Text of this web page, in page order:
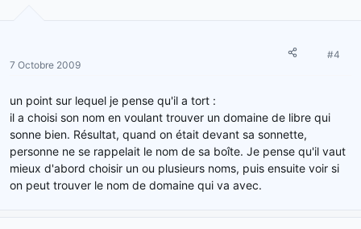
7 Octobre 2009
#4
un point sur lequel je pense qu'il a tort :
il a choisi son nom en voulant trouver un domaine de libre qui
sonne bien. Résultat, quand on était devant sa sonnette,
personne ne se rappelait le nom de sa boîte. Je pense qu'il vaut
mieux d'abord choisir un ou plusieurs noms, puis ensuite voir si
on peut trouver le nom de domaine qui va avec.